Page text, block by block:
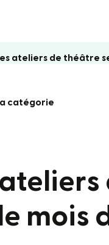
ateliers de théâtre
catégorie
mois